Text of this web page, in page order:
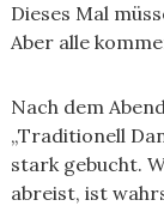
Dieses Mal
Aber alle
Nach dem
„Traditionell
stark gebucht.
abreist, ist